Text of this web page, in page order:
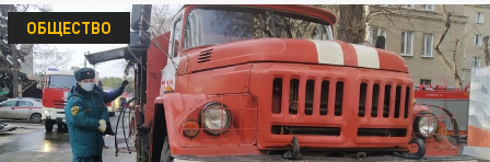
ОБЩЕСТВО